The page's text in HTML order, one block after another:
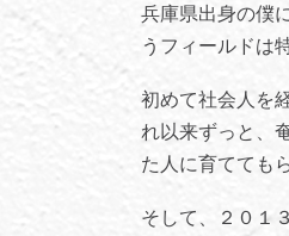
兵庫県出身の僕
うフィールドは
初めて社会人を
れ以来ずっと、
た人に育てても
そして、２０１